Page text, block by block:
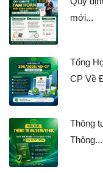
mới...
Tổng
CP Về
Thông
Thông...